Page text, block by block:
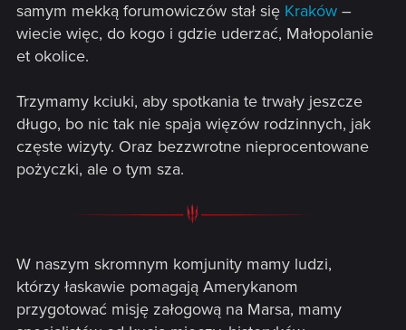
samym mekką forumowiczów stał się Kraków –
wiecie więc, do kogo i gdzie uderzać, Małopolanie
et okolice.
Trzymamy kciuki, aby spotkania te trwały jeszcze
długo, bo nic tak nie spaja więzów rodzinnych, jak
częste wizyty. Oraz bezzwrotne nieprocentowane
pożyczki, ale o tym sza.
W naszym skromnym komjunity mamy ludzi,
którzy łaskawie pomagają Amerykanom
przygotować misję załogową na Marsa, mamy